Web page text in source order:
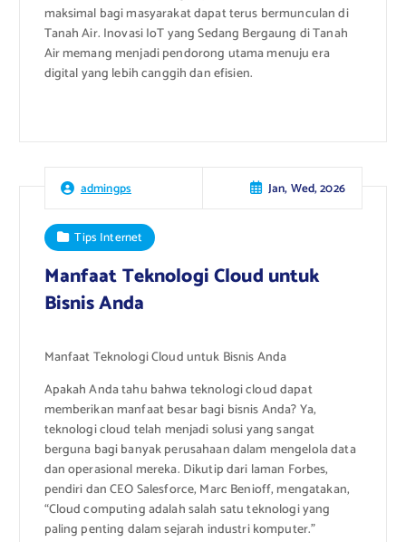
maksimal bagi masyarakat dapat terus bermunculan di
Tanah Air. Inovasi IoT yang Sedang Bergaung di Tanah
Air memang menjadi pendorong utama menuju era
digital yang lebih canggih dan efisien.
admingps Jan, Wed, 2026
Tips Internet
Manfaat Teknologi Cloud untuk
Bisnis Anda
Manfaat Teknologi Cloud untuk Bisnis Anda
Apakah Anda tahu bahwa teknologi cloud dapat
memberikan manfaat besar bagi bisnis Anda? Ya,
teknologi cloud telah menjadi solusi yang sangat
berguna bagi banyak perusahaan dalam mengelola data
dan operasional mereka. Dikutip dari laman Forbes,
pendiri dan CEO Salesforce, Marc Benioff, mengatakan,
“Cloud computing adalah salah satu teknologi yang
paling penting dalam sejarah industri komputer.”